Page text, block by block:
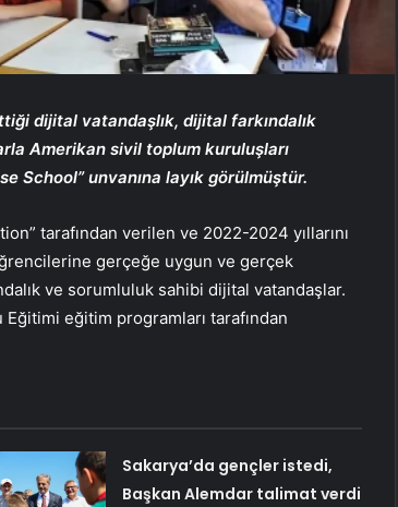
dijital vatandaşlık, dijital farkındalık
Amerikan sivil toplum kuruluşları
School” unvanına layık görülmüştür.
tarafından verilen ve 2022-2024 yıllarını
gerçeğe uygun ve gerçek
ve sorumluluk sahibi dijital vatandaşlar.
eğitim programları tarafından
Sakarya’da gençler istedi,
Başkan Alemdar talimat verdi